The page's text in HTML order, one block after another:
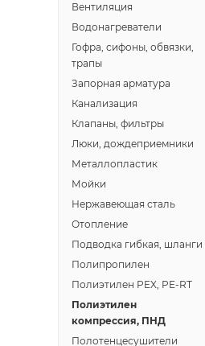
Вентиляция
Водонагреватели
Гофра, сифоны, обвязки,
трапы
Запорная арматура
Канализация
Клапаны, фильтры
Люки, дождеприемники
Металлопластик
Мойки
Нержавеющая сталь
Отопление
Подводка гибкая, шланги
Полипропилен
Полиэтилен PEX, PE-RT
Полиэтилен
компрессия, ПНД
Полотенцесушители